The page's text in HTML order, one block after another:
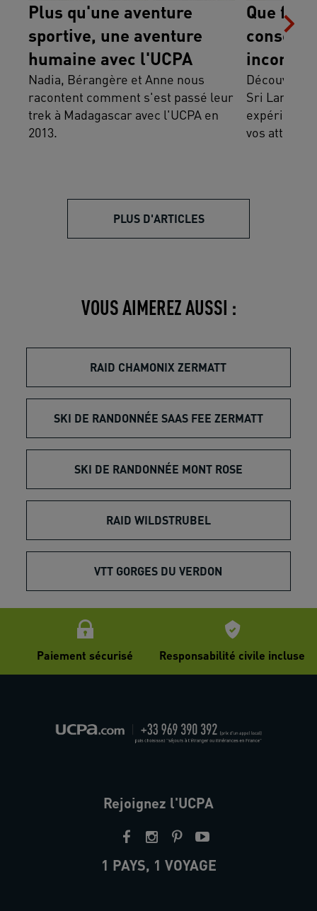
Plus qu'une aventure
sportive, une aventure
humaine avec l'UCPA
Nadia, Bérangère et Anne nous
racontent comment s'est passé leur
trek à Madagascar avec l'UCPA en
2013.
Que
Découvrez
Sri Lanka.
expérience
vos
PLUS D'ARTICLES
VOUS AIMEREZ AUSSI :
RAID CHAMONIX ZERMATT
SKI DE RANDONNÉE SAAS FEE ZERMATT
SKI DE RANDONNÉE MONT ROSE
RAID WILDSTRUBEL
VTT GORGES DU VERDON
Paiement sécurisé Responsabilité civile incluse
Rejoignez l'UCPA
1 PAYS, 1 VOYAGE